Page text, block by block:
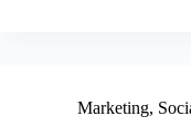
Marketing,